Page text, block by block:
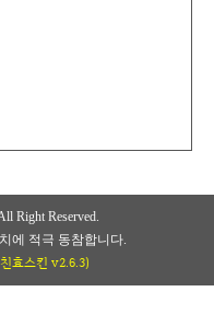
Right Reserved.
에 적극 동참합니다.
효스킨 v2.6.3)